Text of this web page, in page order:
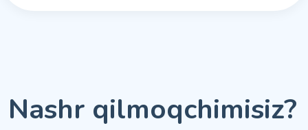
Nashr qilmoqchimisiz?